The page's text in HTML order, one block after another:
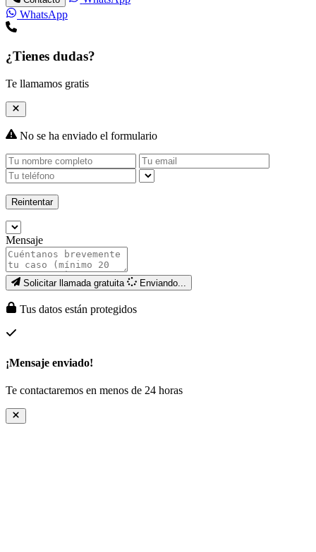
WhatsApp
¿Tienes dudas?
Te llamamos gratis
No se ha enviado el formulario
Reintentar
Mensaje
Solicitar llamada gratuita Enviando...
Tus datos están protegidos
¡Mensaje enviado!
Te contactaremos en menos de 24 horas